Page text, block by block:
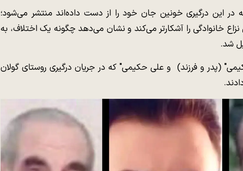
در این درگیری خونین جان خود را از دست داده‌اند منتشر می‌شود؛
نزاع خانوادگی را آشکارتر می‌کند و نشان می‌دهد چگونه یک اختلاف، به
شد.
(پدر و فرزند) و علی حکیمی" که در جریان درگیری روستای گولان